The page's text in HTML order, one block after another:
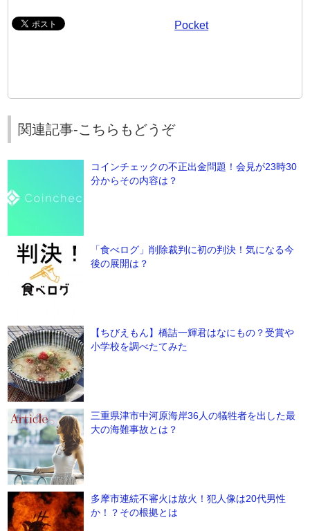
Pocket
関連記事-こちらもどうぞ
コインチェックの不正出金問題！会見が23時30
分からその内容は？
「食べログ」削除裁判に初の判決！気になる今
後の展開は？
【ちびえもん】橋詰一輝君はなにもの？受賞や
小学校を調べたてみた
三重県津市中河原海岸36人の犠牲者を出した最
大の海難事故とは？
多摩市連続不審火は放火！犯人像は20代男性
か！？その根拠とは